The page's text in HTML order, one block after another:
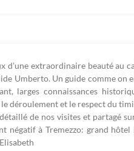
d'une extraordinaire beauté au
Umberto. Un guide comme on
larges connaissances
déroulement et le respect du
de nos visites et partagé
à Tremezzo: grand hôtel